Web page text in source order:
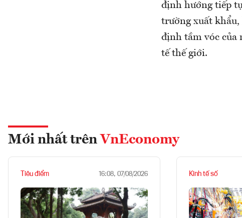
định hướng tiếp
trường xuất
định tầm vóc của
tế thế giới.
Mới nhất trên VnEconomy
Tiêu điểm 16:08, 07/08/2026 Kinh tế số